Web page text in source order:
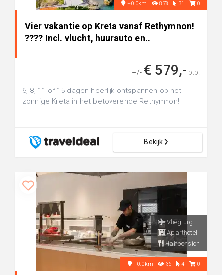
+0.0km 878 31 0
Vier vakantie op Kreta vanaf Rethymnon!
???? Incl. vlucht, huurauto en..
+/- € 579,- p.p.
6, 8, 11 of 15 dagen heerlijk ontspannen op het
zonnige Kreta in het betoverende Rethymnon!
Bekijk
Vliegtuig
Aparthotel
Halfpension
+0.0km 36 4 0